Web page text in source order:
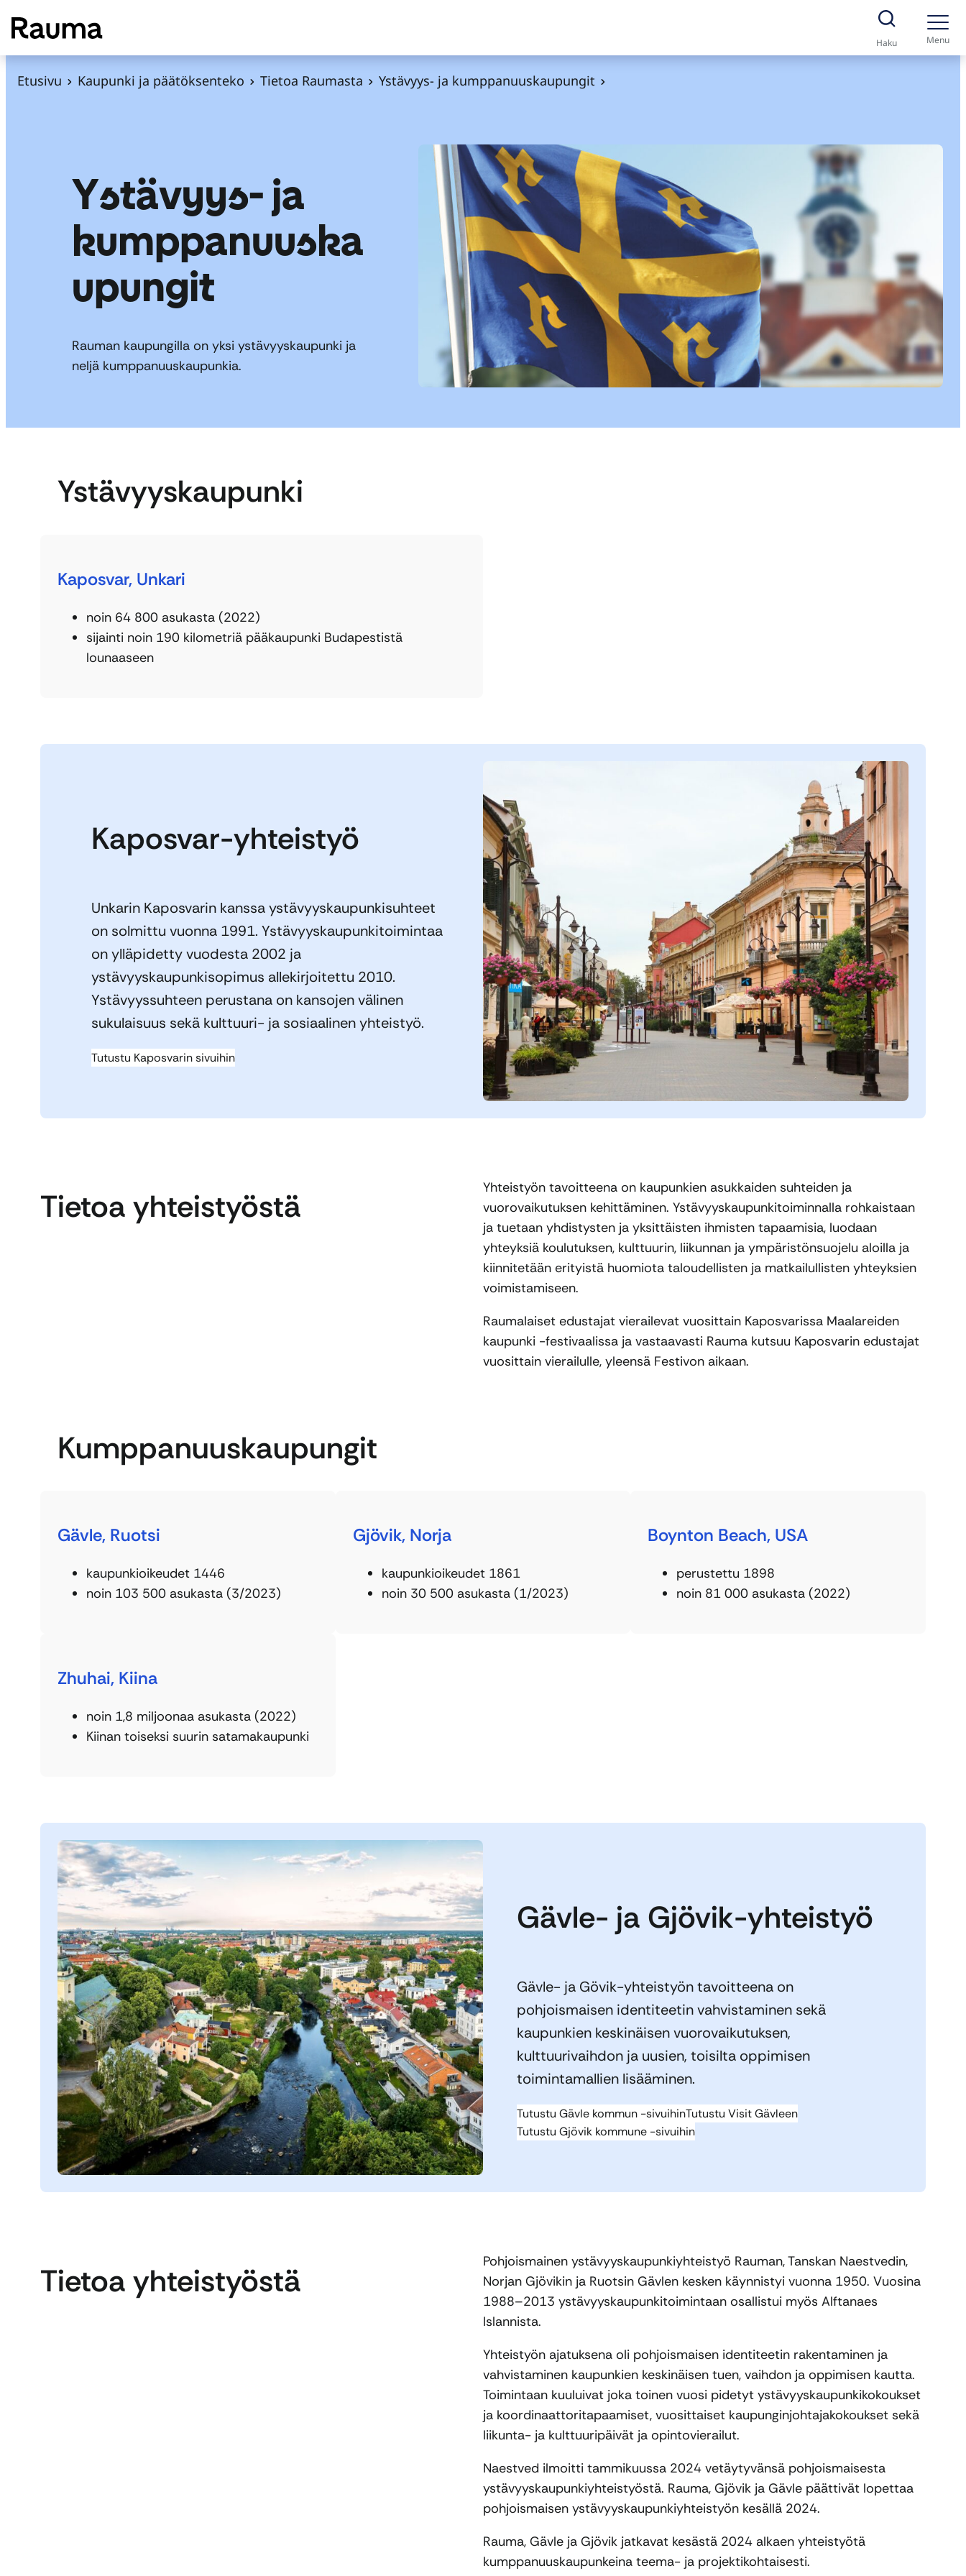
S
i
Haku Menu
Etusivu Kaupunki ja päätöksenteko Tietoa Raumasta Ystävyys- ja kumppanuuskaupungit
Ystävyys- ja
kumppanuuska
upungit
Rauman kaupungilla on yksi ystävyyskaupunki ja
neljä kumppanuuskaupunkia.
Ystävyyskaupunki
Kaposvar, Unkari
noin 64 800 asukasta (2022)
sijainti noin 190 kilometriä pääkaupunki Budapestistä
lounaaseen
Kaposvar-yhteistyö
Unkarin Kaposvarin kanssa ystävyyskaupunkisuhteet
on solmittu vuonna 1991. Ystävyyskaupunkitoimintaa
on ylläpidetty vuodesta 2002 ja
ystävyyskaupunkisopimus allekirjoitettu 2010.
Ystävyyssuhteen perustana on kansojen välinen
sukulaisuus sekä kulttuuri- ja sosiaalinen yhteistyö.
Tutustu Kaposvarin sivuihin
Tietoa yhteistyöstä
Yhteistyön tavoitteena on kaupunkien asukkaiden suhteiden ja
vuorovaikutuksen kehittäminen. Ystävyyskaupunkitoiminnalla rohkaistaan
ja tuetaan yhdistysten ja yksittäisten ihmisten tapaamisia, luodaan
yhteyksiä koulutuksen, kulttuurin, liikunnan ja ympäristönsuojelu aloilla ja
kiinnitetään erityistä huomiota taloudellisten ja matkailullisten yhteyksien
voimistamiseen.
Raumalaiset edustajat vierailevat vuosittain Kaposvarissa Maalareiden
kaupunki -festivaalissa ja vastaavasti Rauma kutsuu Kaposvarin edustajat
vuosittain vierailulle, yleensä Festivon aikaan.
Kumppanuuskaupungit
Gävle, Ruotsi
kaupunkioikeudet 1446
noin 103 500 asukasta (3/2023)
Gjövik, Norja
kaupunkioikeudet 1861
noin 30 500 asukasta (1/2023)
Boynton Beach, USA
perustettu 1898
noin 81 000 asukasta (2022)
Zhuhai, Kiina
noin 1,8 miljoonaa asukasta (2022)
Kiinan toiseksi suurin satamakaupunki
Gävle- ja Gjövik-yhteistyö
Gävle- ja Gövik-yhteistyön tavoitteena on
pohjoismaisen identiteetin vahvistaminen sekä
kaupunkien keskinäisen vuorovaikutuksen,
kulttuurivaihdon ja uusien, toisilta oppimisen
toimintamallien lisääminen.
Tutustu Gävle kommun -sivuihinTutustu Visit Gävleen
Tutustu Gjövik kommune -sivuihin
Tietoa yhteistyöstä
Pohjoismainen ystävyyskaupunkiyhteistyö Rauman, Tanskan Naestvedin,
Norjan Gjövikin ja Ruotsin Gävlen kesken käynnistyi vuonna 1950. Vuosina
1988–2013 ystävyyskaupunkitoimintaan osallistui myös Alftanaes
Islannista.
Yhteistyön ajatuksena oli pohjoismaisen identiteetin rakentaminen ja
vahvistaminen kaupunkien keskinäisen tuen, vaihdon ja oppimisen kautta.
Toimintaan kuuluivat joka toinen vuosi pidetyt ystävyyskaupunkikokoukset
ja koordinaattoritapaamiset, vuosittaiset kaupunginjohtajakokoukset sekä
liikunta- ja kulttuuripäivät ja opintovierailut.
Naestved ilmoitti tammikuussa 2024 vetäytyvänsä pohjoismaisesta
ystävyyskaupunkiyhteistyöstä. Rauma, Gjövik ja Gävle päättivät lopettaa
pohjoismaisen ystävyyskaupunkiyhteistyön kesällä 2024.
Rauma, Gävle ja Gjövik jatkavat kesästä 2024 alkaen yhteistyötä
kumppanuuskaupunkeina teema- ja projektikohtaisesti.